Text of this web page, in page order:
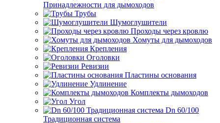
Принадлежности для дымоходов
Трубы
Шумоглушители
Проходы через кровлю
Хомуты для дымоходов
Крепления
Оголовки
Ревизии
Пластины основания
Удлинение
Комплекты дымоходов
Угол
Dn 60/100
Традиционная система